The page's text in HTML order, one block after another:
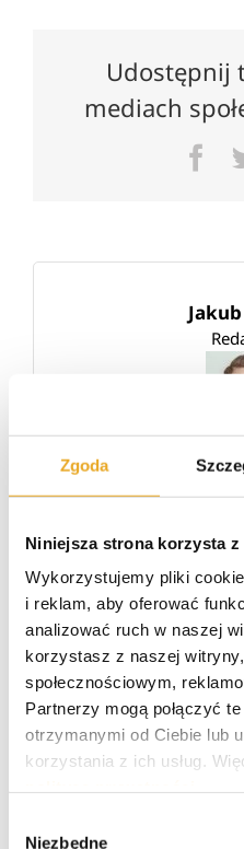
Zgoda
Niniejsza strona korzysta
Wykorzystujemy pliki
i reklam, aby oferować
analizować ruch w naszej
korzystasz z naszej
społecznościowym,
Partnerzy mogą połączyć
otrzymanymi od Ciebie lub
korzystania z ich usług.
Niezbędne
Udostępnij
mediach
Skończyłem WSB we
zarządzanie.
informatyczne.
grafik komputerowy,
copywriter ze
IT. Po godzinach
kraftowego piwa.